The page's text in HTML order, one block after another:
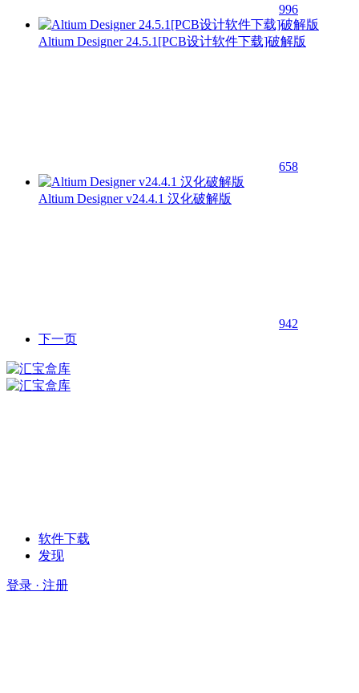
996
Altium Designer 24.5.1[PCB设计软件下载]破解版
658
Altium Designer v24.4.1 汉化破解版
942
下一页
软件下载
发现
登录 · 注册